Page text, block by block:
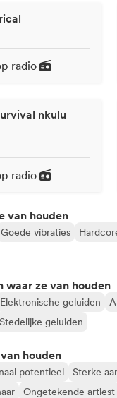
radio
nkulu
radio
van houden
Goede vibraties
waar ze van houden
Elektronische geluiden
Stedelijke geluiden
houden
potentieel
Sterke
Ongetekende artiest